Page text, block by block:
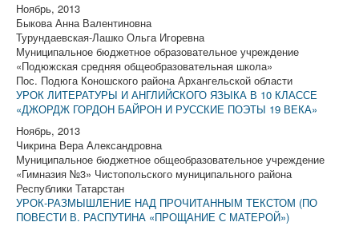
Ноябрь, 2013
Быкова Анна Валентиновна
Турундаевская-Лашко Ольга Игоревна
Муниципальное бюджетное образовательное учреждение
«Подюжская средняя общеобразовательная школа»
Пос. Подюга Коношского района Архангельской области
УРОК ЛИТЕРАТУРЫ И АНГЛИЙСКОГО ЯЗЫКА В 10 КЛАССЕ
«ДЖОРДЖ ГОРДОН БАЙРОН И РУССКИЕ ПОЭТЫ 19 ВЕКА»
Ноябрь, 2013
Чикрина Вера Александровна
Муниципальное бюджетное общеобразовательное учреждение
«Гимназия №3» Чистопольского муниципального района
Республики Татарстан
УРОК-РАЗМЫШЛЕНИЕ НАД ПРОЧИТАННЫМ ТЕКСТОМ (ПО
ПОВЕСТИ В. РАСПУТИНА «ПРОЩАНИЕ С МАТЕРОЙ»)